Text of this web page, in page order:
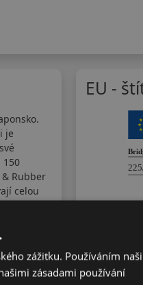
je
150
Rubber
celou
se
EU -
zážitku. Používáním
zásadami používání